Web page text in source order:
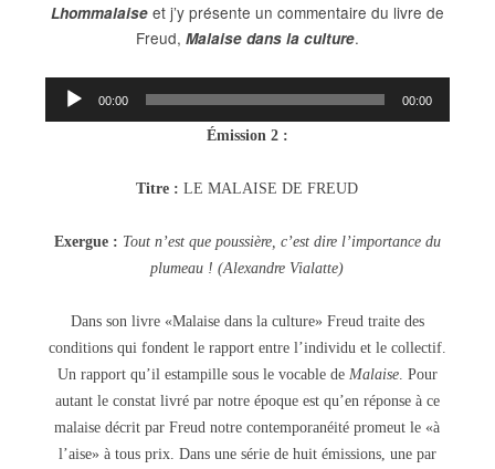
Lhommalaiseet j’y présente un commentaire du livre de
Freud, Malaise dans la culture.
Lecteur
00:00 00:00
Émission 2 :
Titre : LE MALAISE DE FREUD
Exergue : Tout n’est que poussière, c’est dire l’importance du
plumeau ! (Alexandre Vialatte)
Dans son livre «Malaise dans la culture» Freud traite des
conditions qui fondent le rapport entre l’individu et le collectif.
Un rapport qu’il estampille sous le vocable de Malaise. Pour
autant le constat livré par notre époque est qu’en réponse à ce
malaise décrit par Freud notre contemporanéité promeut le «à
l’aise» à tous prix. Dans une série de huit émissions, une par